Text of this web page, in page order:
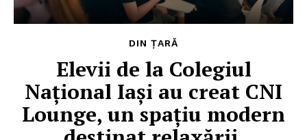
DIN ȚARĂ
Elevii de la Colegiul
Național Iași au creat CNI
Lounge, un spațiu modern